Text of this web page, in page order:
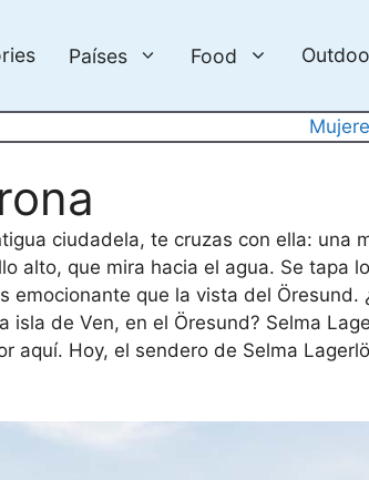
Países Food
ciudadela, te cruzas con ella: una
alto, que mira hacia el agua. Se tapa
que la vista del Öresund.
de Ven, en el Öresund? Selma
aquí. Hoy, el sendero de Selma